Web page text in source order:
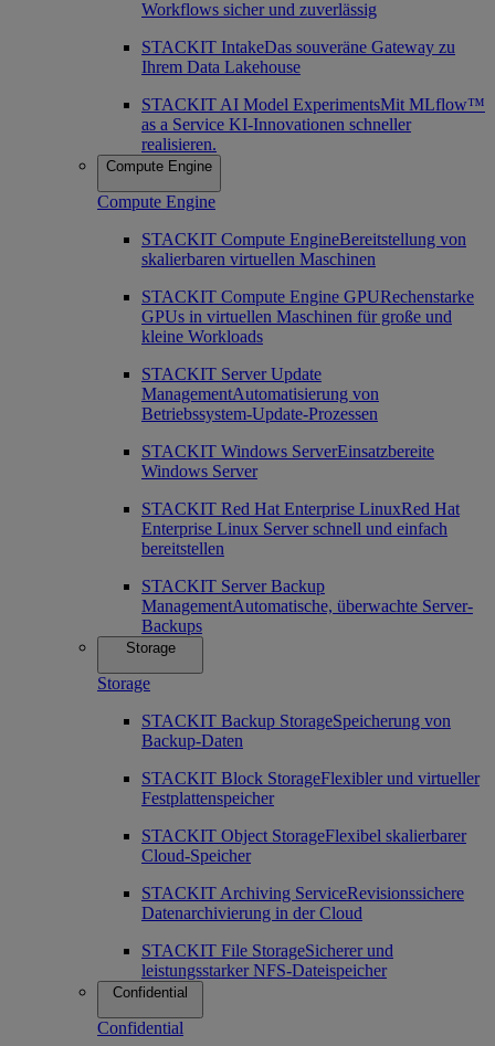
Workflows sicher und zuverlässig
STACKIT IntakeDas souveräne Gateway zu
Ihrem Data Lakehouse
STACKIT AI Model ExperimentsMit MLflow™
as a Service KI-Innovationen schneller
realisieren.
Compute Engine
Compute Engine
STACKIT Compute EngineBereitstellung von
skalierbaren virtuellen Maschinen
STACKIT Compute Engine GPURechenstarke
GPUs in virtuellen Maschinen für große und
kleine Workloads
STACKIT Server Update
ManagementAutomatisierung von
Betriebssystem-Update-Prozessen
STACKIT Windows ServerEinsatzbereite
Windows Server
STACKIT Red Hat Enterprise LinuxRed Hat
Enterprise Linux Server schnell und einfach
bereitstellen
STACKIT Server Backup
ManagementAutomatische, überwachte Server-
Backups
Storage
Storage
STACKIT Backup StorageSpeicherung von
Backup-Daten
STACKIT Block StorageFlexibler und virtueller
Festplattenspeicher
STACKIT Object StorageFlexibel skalierbarer
Cloud-Speicher
STACKIT Archiving ServiceRevisionssichere
Datenarchivierung in der Cloud
STACKIT File StorageSicherer und
leistungsstarker NFS-Dateispeicher
Confidential
Confidential